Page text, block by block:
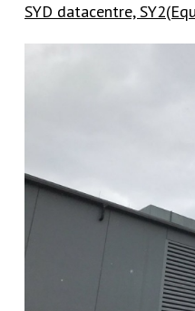
SYD datacentre,